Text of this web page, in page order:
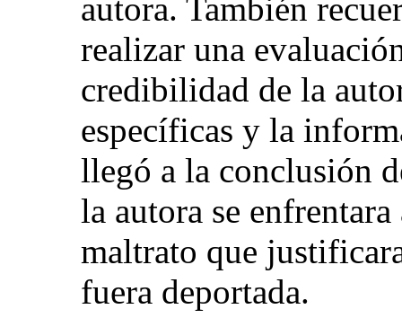
autora. También
realizar una
credibilidad de la
específicas y la
llegó a la conclusión
la autora se
maltrato que
fuera deportada.